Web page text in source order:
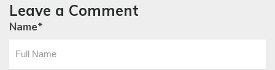
Leave a Comment
Name*